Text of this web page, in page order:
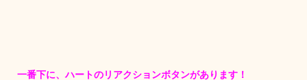
一番下に、ハートのリアクションボタンがあります！